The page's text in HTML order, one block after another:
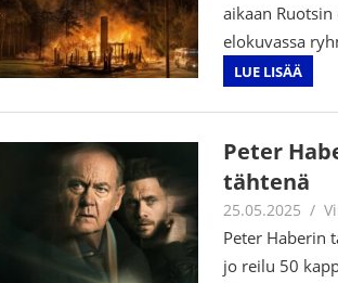
aikaan Ruotsin
elokuvassa
LUE LISÄÄ
Peter
tähtenä
25.05.2025
Peter Haberin
jo reilu 50